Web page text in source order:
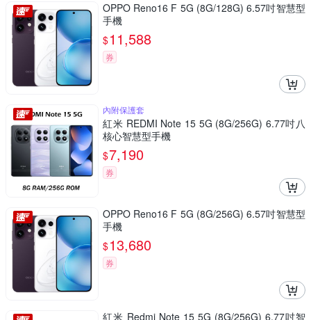
OPPO Reno16 F 5G (8G/128G) 6.57吋智慧型
手機
$11,588
券
內附保護套
紅米 REDMI Note 15 5G (8G/256G) 6.77吋八
核心智慧型手機
$7,190
券
OPPO Reno16 F 5G (8G/256G) 6.57吋智慧型
手機
$13,680
券
紅米 Redmi Note 15 5G (8G/256G) 6.77吋智